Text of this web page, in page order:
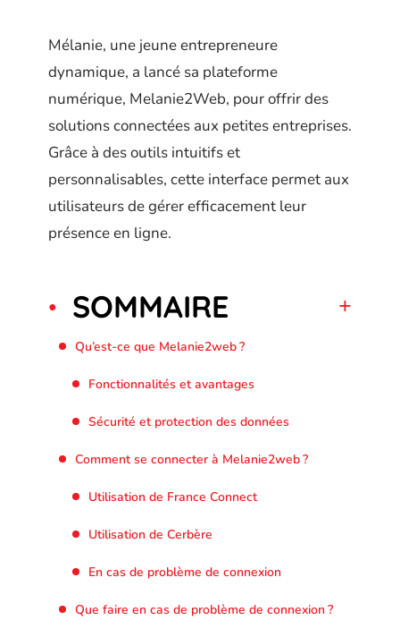
Mélanie, une jeune entrepreneure
dynamique, a lancé sa plateforme
numérique, Melanie2Web, pour offrir des
solutions connectées aux petites entreprises.
Grâce à des outils intuitifs et
personnalisables, cette interface permet aux
utilisateurs de gérer efficacement leur
présence en ligne.
SOMMAIRE
Qu’est-ce que Melanie2web ?
Fonctionnalités et avantages
Sécurité et protection des données
Comment se connecter à Melanie2web ?
Utilisation de France Connect
Utilisation de Cerbère
En cas de problème de connexion
Que faire en cas de problème de connexion ?